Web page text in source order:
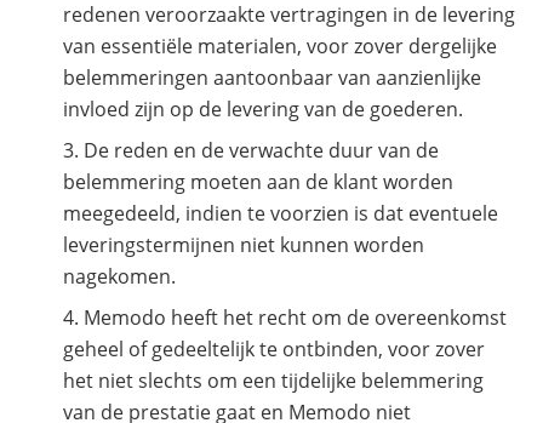
redenen veroorzaakte vertragingen in de levering
van essentiële materialen, voor zover dergelijke
belemmeringen aantoonbaar van aanzienlijke
invloed zijn op de levering van de goederen.
De reden en de verwachte duur van de
belemmering moeten aan de klant worden
meegedeeld, indien te voorzien is dat eventuele
leveringstermijnen niet kunnen worden
nagekomen.
Memodo heeft het recht om de overeenkomst
geheel of gedeeltelijk te ontbinden, voor zover
het niet slechts om een tijdelijke belemmering
van de prestatie gaat en Memodo niet